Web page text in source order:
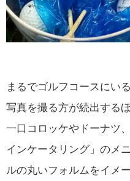
まるでゴルフコースにい
写真を撮る方が続出する
一口コロッケやドーナツ
インケータリング」のメ
ルの丸いフォルムをイメ